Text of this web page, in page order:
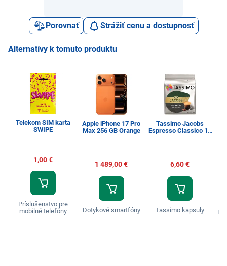
Porovnať Strážiť cenu a dostupnosť
Alternatívy k tomuto produktu
Telekom SIM karta
SWIPE
1,00 €
Príslušenstvo pre
mobilné telefóny
Apple iPhone 17 Pro
Max 256 GB Orange
1 489,00 €
Dotykové smartfóny
Tassimo Jacobs
Espresso Classico 16
6,60 €
Tassimo kapsuly